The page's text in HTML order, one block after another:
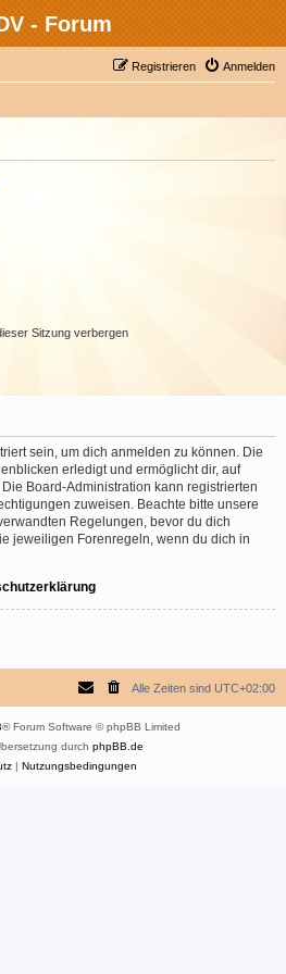
- Forum
Anmelden
Registrieren
Sitzung verbergen
sein, um dich anmelden zu können. Die
erledigt und ermöglicht dir, auf
Board-Administration kann registrierten
zuweisen. Beachte bitte unsere
Regelungen, bevor du dich
jeweiligen Forenregeln, wenn du dich in
Alle Zeiten sind UTC+02:00
® Forum Software © phpBB Limited
durch phpBB.de
| Nutzungsbedingungen